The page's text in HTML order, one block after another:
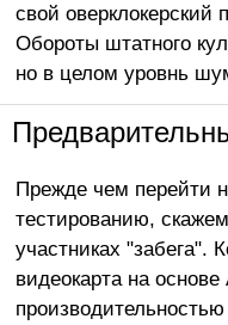
свой оверклокерский
Обороты штатного
но в целом уровнь
Прежде чем перейти
тестированию,
участниках "забега".
видеокарта на